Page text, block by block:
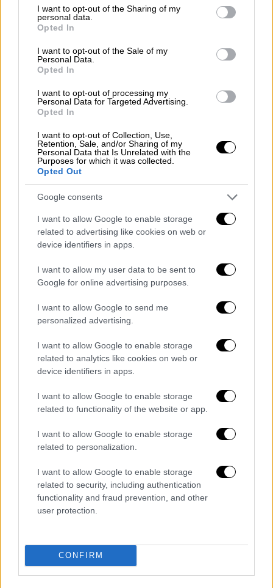
not limited to your visit or usage behaviour. You may click to
grant or deny consent to Google and its third-party tags to
use your data for below specified purposes in below Google
consent section.
I want to opt-out of the Sharing of my
personal data.
Opted In
I want to opt-out of the Sale of my
Personal Data.
Opted In
I want to opt-out of processing my
Personal Data for Targeted Advertising.
Opted In
I want to opt-out of Collection, Use,
Retention, Sale, and/or Sharing of my
Personal Data that Is Unrelated with the
Purposes for which it was collected.
Opted Out
Google consents
I want to allow Google to enable storage
related to advertising like cookies on web or
device identifiers in apps.
I want to allow my user data to be sent to
Google for online advertising purposes.
I want to allow Google to send me
personalized advertising.
I want to allow Google to enable storage
related to analytics like cookies on web or
device identifiers in apps.
I want to allow Google to enable storage
related to functionality of the website or app.
I want to allow Google to enable storage
related to personalization.
I want to allow Google to enable storage
related to security, including authentication
functionality and fraud prevention, and other
user protection.
CONFIRM
Η ΣΤΑΣΥ ανακοίνωσε τετράωρη στάση
εργασίας για σήμερα
Μετρό: Αλλάζουν οι ώρες της στάσης
Τα μέσα θα εκτελέσουν κανονικά τη
νυχτερινή λειτουργία του Σαββάτου
αναστέλλοντας λόγω πένθους τη
μεταμεσονύχτια στάση εργασίας που είχαν
αρχικώς εξαγγείλει